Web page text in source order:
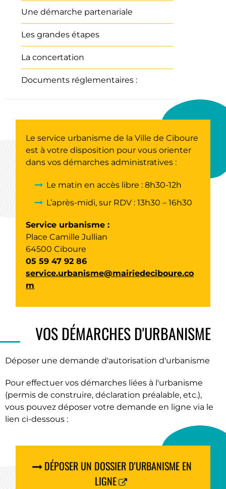
Une démarche partenariale
Les grandes étapes
La concertation
Documents réglementaires :
Le service urbanisme de la Ville de Ciboure
est à votre disposition pour vous orienter
dans vos démarches administratives :
Le matin en accès libre : 8h30-12h
L’après-midi, sur RDV : 13h30 – 16h30
Service urbanisme :
Place Camille Jullian
64500 Ciboure
05 59 47 92 86
service.urbanisme@mairiedeciboure.co
m
VOS DÉMARCHES D'URBANISME
Déposer une demande d'autorisation d'urbanisme
Pour effectuer vos démarches liées à l'urbanisme
(permis de construire, déclaration préalable, etc.),
vous pouvez déposer votre demande en ligne via le
lien ci-dessous :
DÉPOSER UN DOSSIER D'URBANISME EN
LIGNE